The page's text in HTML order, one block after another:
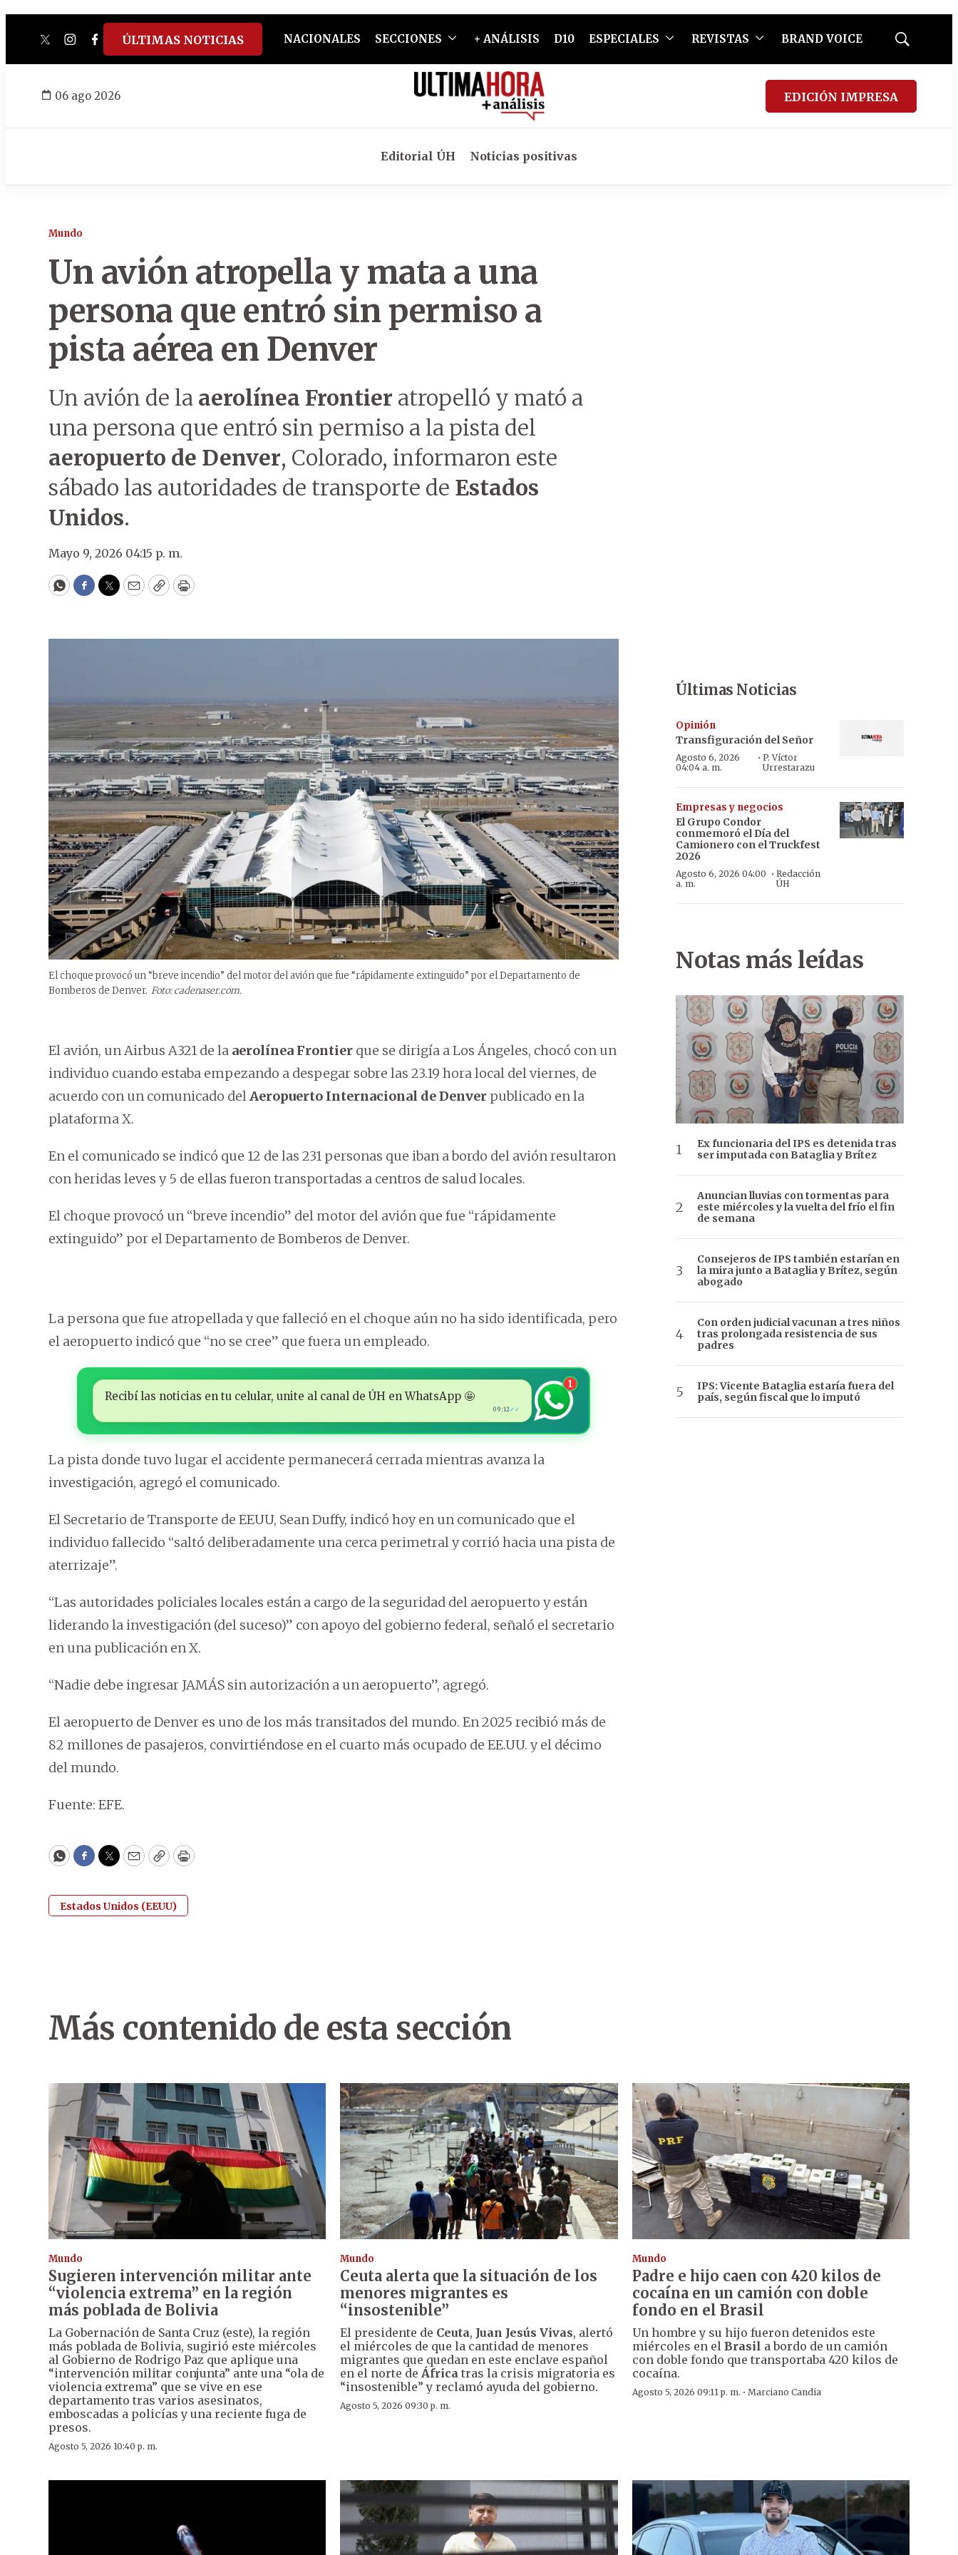
twitterinstagram
facebook
tiktokyoutube
spotify
ÚLTIMAS NOTICIAS NACIONALES SECCIONES + ANÁLISIS D10 ESPECIALES REVISTAS BRAND VOICE
Mostrar
06 ago 2026 EDICIÓN IMPRESA
Editorial ÚH Noticias positivas
Mundo
Un avión atropella y mata a una
persona que entró sin permiso a
pista aérea en Denver
Un avión de la aerolínea Frontier atropelló y mató a
una persona que entró sin permiso a la pista del
aeropuerto de Denver, Colorado, informaron este
sábado las autoridades de transporte de Estados
Unidos.
Mayo 9, 2026 04:15 p. m.
WhatsApp
Facebook
Twitter
EmailCopyPrint
El choque provocó un “breve incendio” del motor del avión que fue “rápidamente extinguido” por el Departamento de
Bomberos de Denver. Foto: cadenaser.com.
El avión, un Airbus A321 de la aerolínea Frontier que se dirigía a Los Ángeles, chocó con un
individuo cuando estaba empezando a despegar sobre las 23.19 hora local del viernes, de
acuerdo con un comunicado delAeropuerto Internacional de Denver publicado en la
plataforma X.
En el comunicado se indicó que 12 de las 231 personas que iban a bordo del avión resultaron
con heridas leves y 5 de ellas fueron transportadas a centros de salud locales.
El choque provocó un “breve incendio” del motor del avión que fue “rápidamente
extinguido” por el Departamento de Bomberos de Denver.
La persona que fue atropellada y que falleció en el choque aún no ha sido identificada, pero
el aeropuerto indicó que “no se cree” que fuera un empleado.
Recibí las noticias en tu celular, unite al canal de ÚH en WhatsApp 🤩
09:12✓✓
1
La pista donde tuvo lugar el accidente permanecerá cerrada mientras avanza la
investigación, agregó el comunicado.
El Secretario de Transporte de EEUU, Sean Duffy, indicó hoy en un comunicado que el
individuo fallecido “saltó deliberadamente una cerca perimetral y corrió hacia una pista de
aterrizaje”.
“Las autoridades policiales locales están a cargo de la seguridad del aeropuerto y están
liderando la investigación (del suceso)” con apoyo del gobierno federal, señaló el secretario
en una publicación en X.
“Nadie debe ingresar JAMÁS sin autorización a un aeropuerto”, agregó.
El aeropuerto de Denver es uno de los más transitados del mundo. En 2025 recibió más de
82 millones de pasajeros, convirtiéndose en el cuarto más ocupado de EE.UU. y el décimo
del mundo.
Fuente: EFE.
WhatsApp
Facebook
Twitter
EmailCopyPrint
Estados Unidos (EEUU)
Últimas Noticias
Opinión
Transfiguración del Señor
Agosto 6, 2026
04:04 a. m.
· P. Víctor
Urrestarazu
Empresas y negocios
El Grupo Condor
conmemoró el Día del
Camionero con el Truckfest
2026
Agosto 6, 2026 04:00
a. m.
· Redacción
ÚH
Notas más leídas
Ex funcionaria del IPS es detenida tras
ser imputada con Bataglia y Brítez
Anuncian lluvias con tormentas para
este miércoles y la vuelta del frío el fin
de semana
Consejeros de IPS también estarían en
la mira junto a Bataglia y Brítez, según
abogado
Con orden judicial vacunan a tres niños
tras prolongada resistencia de sus
padres
IPS: Vicente Bataglia estaría fuera del
país, según fiscal que lo imputó
Más contenido de esta sección
Mundo
Sugieren intervención militar ante
“violencia extrema” en la región
más poblada de Bolivia
La Gobernación de Santa Cruz (este), la región
más poblada de Bolivia, sugirió este miércoles
al Gobierno de Rodrigo Paz que aplique una
“intervención militar conjunta” ante una “ola de
violencia extrema” que se vive en ese
departamento tras varios asesinatos,
emboscadas a policías y una reciente fuga de
presos.
Agosto 5, 2026 10:40 p. m.
Mundo
Ceuta alerta que la situación de los
menores migrantes es
“insostenible”
El presidente de Ceuta, Juan Jesús Vivas, alertó
el miércoles de que la cantidad de menores
migrantes que quedan en este enclave español
en el norte deÁfrica tras la crisis migratoria es
“insostenible” y reclamó ayuda del gobierno.
Agosto 5, 2026 09:30 p. m.
Mundo
Padre e hijo caen con 420 kilos de
cocaína en un camión con doble
fondo en el Brasil
Un hombre y su hijo fueron detenidos este
miércoles en el Brasil a bordo de un camión
con doble fondo que transportaba 420 kilos de
cocaína.
Agosto 5, 2026 09:11 p. m. · Marciano Candia